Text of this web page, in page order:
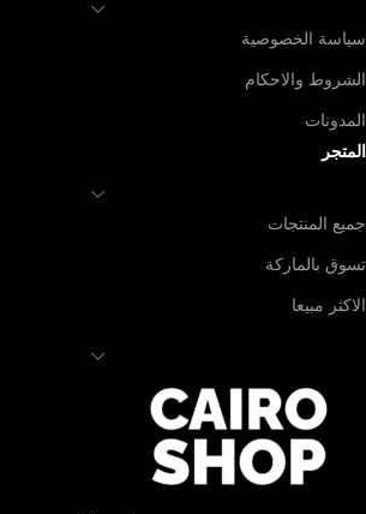
سياسة الخصوصية
الشروط والاحكام
المدونات
المتجر
جميع المنتجات
تسوق بالماركة
الاكثر مبيعا